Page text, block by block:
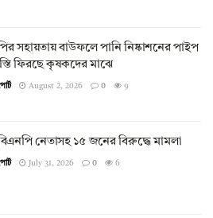
সহায়তায় বাউফলে পানি নিষ্কাশনের পাইপ
ফিরছে কৃষকদের মাঝে
August 2, 2026 0 9
নেতাসহ ১৫ জনের বিরুদ্ধে মামলা
July 31, 2026 0 6